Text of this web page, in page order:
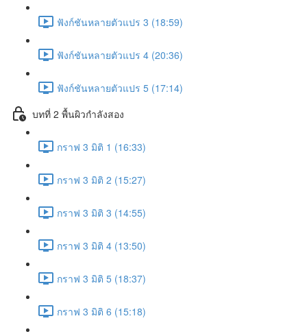
ฟังก์ชันหลายตัวแปร 3 (18:59)
ฟังก์ชันหลายตัวแปร 4 (20:36)
ฟังก์ชันหลายตัวแปร 5 (17:14)
บทที่ 2 พื้นผิวกำลังสอง
กราฟ 3 มิติ 1 (16:33)
กราฟ 3 มิติ 2 (15:27)
กราฟ 3 มิติ 3 (14:55)
กราฟ 3 มิติ 4 (13:50)
กราฟ 3 มิติ 5 (18:37)
กราฟ 3 มิติ 6 (15:18)